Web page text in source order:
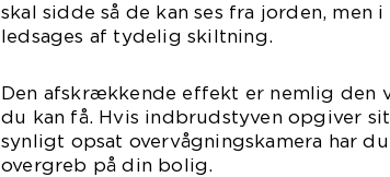
skal sidde så de kan ses fra jorden, men
ledsages af tydelig skiltning.
Den afskrækkende effekt er nemlig
du kan få. Hvis indbrudstyven opgiver
synligt opsat overvågningskamera har
overgreb på din bolig.